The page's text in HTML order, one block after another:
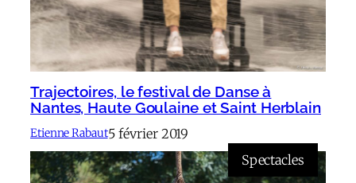
Trajectoires, le festival de Danse à
Nantes, Haute Goulaine et Saint Herblain
Etienne Rabaut5 février 2019
Spectacles